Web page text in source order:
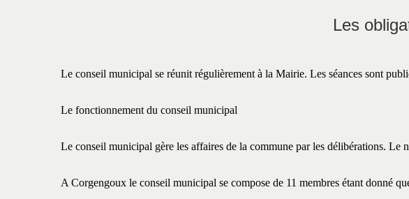
Les
Le conseil municipal se réunit régulièrement à la Mairie. Les séances sont
Le fonctionnement du conseil municipal
Le conseil municipal gère les affaires de la commune par les délibérations.
A Corgengoux le conseil municipal se compose de 11 membres étant donné